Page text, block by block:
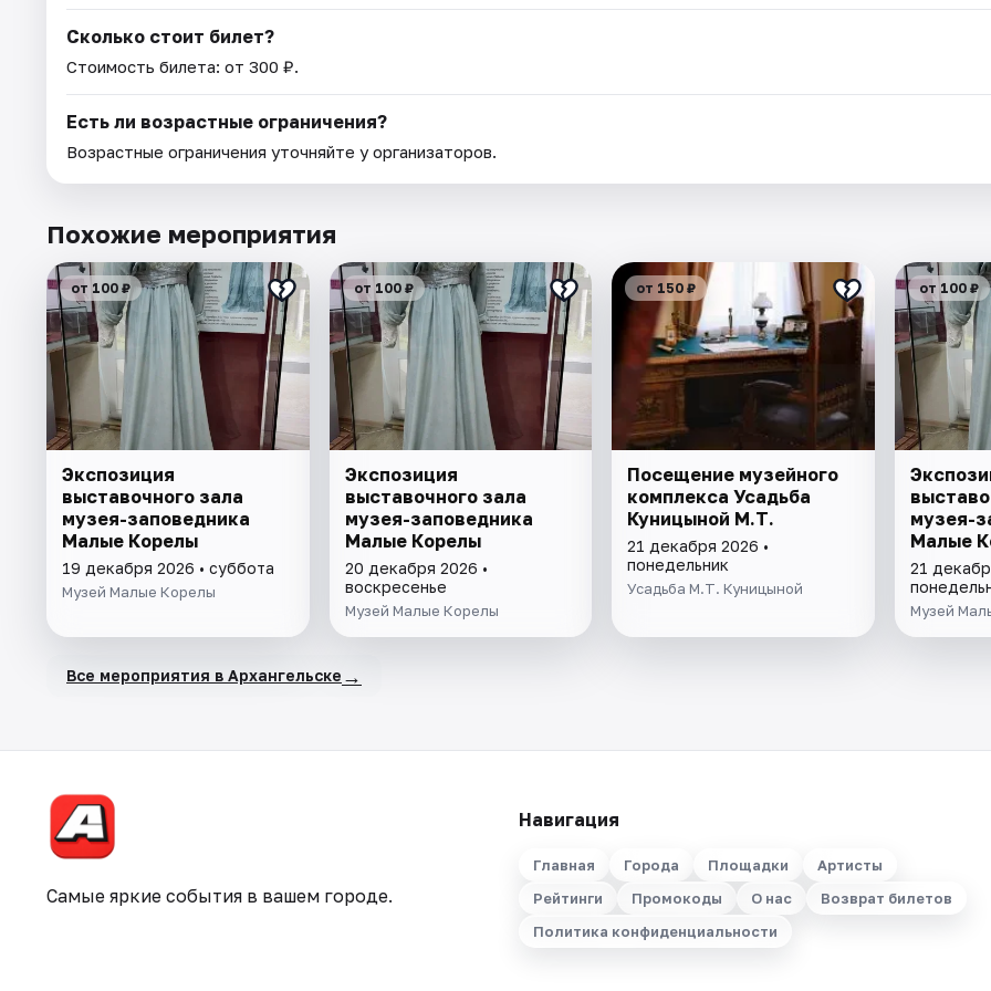
Сколько стоит билет?
Стоимость билета: от 300 ₽.
Есть ли возрастные ограничения?
Возрастные ограничения уточняйте у организаторов.
Похожие мероприятия
от 100 ₽
Экспозиция
выставочного зала
музея-заповедника
Малые Корелы
19 декабря 2026 • суббота
Музей Малые Корелы
от 100 ₽
Экспозиция
выставочного зала
музея-заповедника
Малые Корелы
20 декабря 2026 •
воскресенье
Музей Малые Корелы
от 150 ₽
Посещение музейного
комплекса Усадьба
Куницыной М.Т.
21 декабря 2026 •
понедельник
Усадьба М.Т. Куницыной
от 100 ₽
музея-
Малые
21
Музей
Все мероприятия в Архангельске →
Самые яркие события в вашем городе.
Навигация
Главная Города Площадки
Артисты
Рейтинги
Промокоды О нас
Возврат билетов
Политика конфиденциальности